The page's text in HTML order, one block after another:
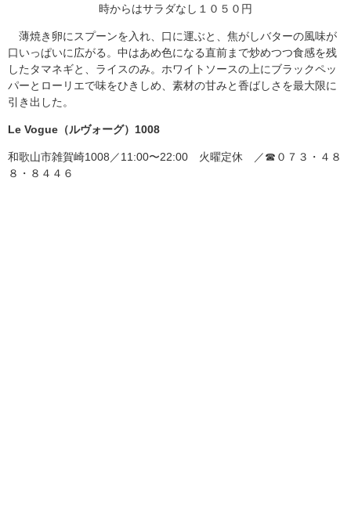
時からはサラダなし１０５０円
薄焼き卵にスプーンを入れ、口に運ぶと、焦がしバターの風味が
口いっぱいに広がる。中はあめ色になる直前まで炒めつつ食感を残
したタマネギと、ライスのみ。ホワイトソースの上にブラックペッ
パーとローリエで味をひきしめ、素材の甘みと香ばしさを最大限に
引き出した。
Le Vogue（ルヴォーグ）1008
和歌山市雑賀崎1008／11:00〜22:00 火曜定休 ／☎０７３・４８
８・８４４６